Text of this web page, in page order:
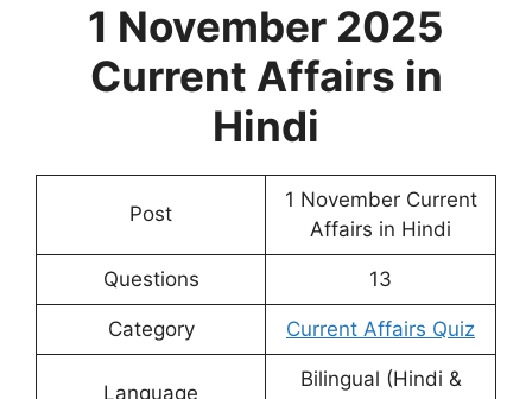
1 November 2025
Current Affairs in
Hindi
Post
1 November Current
Affairs in Hindi
Questions 13
Category Current Affairs Quiz
Language
Bilingual (Hindi &